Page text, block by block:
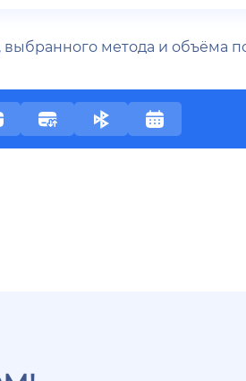
выбранного метода и объёма